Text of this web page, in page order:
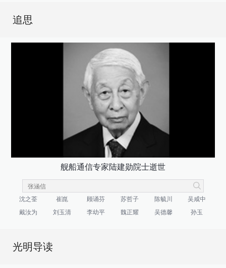
追思
舰船通信专家陆建勋院士逝世
沈之荃 崔崑 顾诵芬 苏哲子 陈毓川
吴咸中
戴汝为
刘玉清 李幼平 魏正耀 吴德馨 孙玉
光明导读